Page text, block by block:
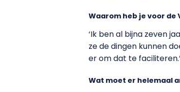
Waarom heb je voor de
‘Ik ben al bijna zeven
ze de dingen kunnen
er om dat te faciliteren.’
Wat moet er helemaal